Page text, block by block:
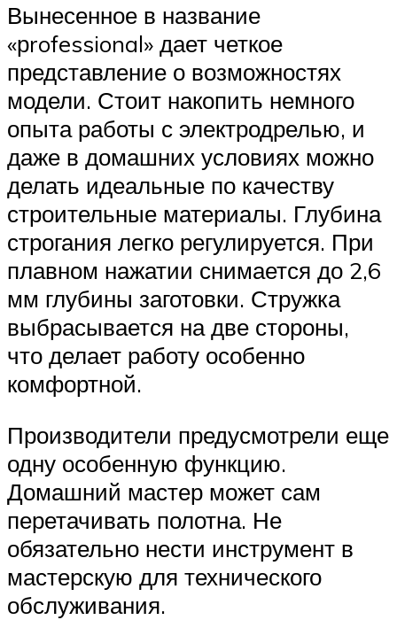
Вынесенное в название
«рrofessional» дает четкое
представление о возможностях
модели. Стоит накопить немного
опыта работы с электродрелью, и
даже в домашних условиях можно
делать идеальные по качеству
строительные материалы. Глубина
строгания легко регулируется. При
плавном нажатии снимается до 2,6
мм глубины заготовки. Стружка
выбрасывается на две стороны,
что делает работу особенно
комфортной.
Производители предусмотрели еще
одну особенную функцию.
Домашний мастер может сам
перетачивать полотна. Не
обязательно нести инструмент в
мастерскую для технического
обслуживания.